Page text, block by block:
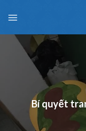
đến
dung
Bí quyết